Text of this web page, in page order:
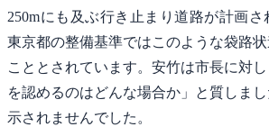
250mにも及ぶ行き止まり道路が計画
東京都の整備基準ではこのような袋路
こととされています。安竹は市長に対
を認めるのはどんな場合か」と質しま
示されませんでした。